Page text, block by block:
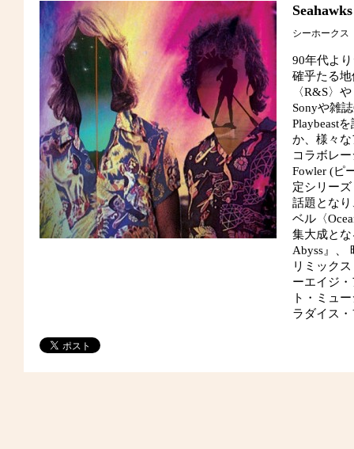
Seahawks
シーホークス
90年代よ
確乎たる
〈R&S〉
Sonyや雑
Playbeast
か、様々
コラボレ
Fowler (ピ
定シリー
話題となり
ベル〈
集大成とな
Abyss』、
リミック
ーエイジ
ト・ミュ
ラダイス